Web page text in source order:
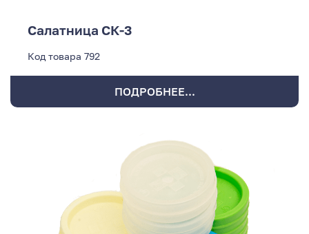
Салатница СК-3
Код товара 792
ПОДРОБНЕЕ...